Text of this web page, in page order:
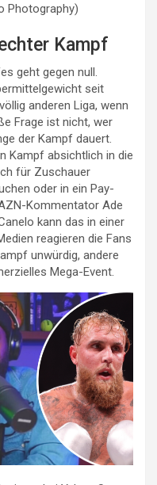
Photography)
Kampf
geht gegen null.
seit
anderen Liga, wenn
Frage ist nicht, wer
der Kampf dauert.
Kampf absichtlich in die
für Zuschauer
oder in ein Pay-
Kommentator Ade
kann das in einer
reagieren die Fans
unwürdig, andere
Mega-Event.